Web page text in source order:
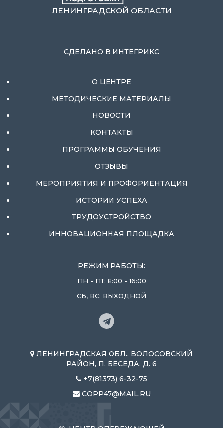
ЛЕНИНГРАДСКОЙ ОБЛАСТИ
СДЕЛАНО В ИНТЕГРИКС
О ЦЕНТРЕ
МЕТОДИЧЕСКИЕ МАТЕРИАЛЫ
НОВОСТИ
КОНТАКТЫ
ПРОГРАММЫ ОБУЧЕНИЯ
ОТЗЫВЫ
МЕРОПРИЯТИЯ И ПРОФОРИЕНТАЦИЯ
ИСТОРИИ УСПЕХА
ТРУДОУСТРОЙСТВО
ИННОВАЦИОННАЯ ПЛОЩАДКА
РЕЖИМ РАБОТЫ:
ПН - ПТ: 8:00 - 16:00
СБ, ВС: ВЫХОДНОЙ
ЛЕНИНГРАДСКАЯ ОБЛ., ВОЛОСОВСКИЙ
РАЙОН, П. БЕСЕДА, Д. 6
+7(81373) 6-32-75
COPP47@MAIL.RU